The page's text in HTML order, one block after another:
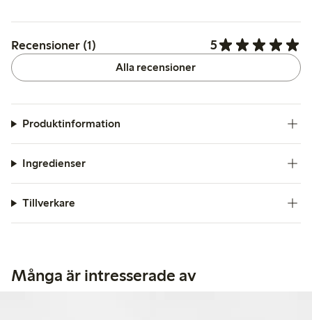
Recensioner (1) 5
Alla recensioner
Produktinformation
Ingredienser
Tillverkare
Många är intresserade av